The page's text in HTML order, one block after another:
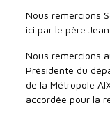
Nous remercions
ici par le père
Nous remercions
Présidente du
de la Métropole
accordée pour la